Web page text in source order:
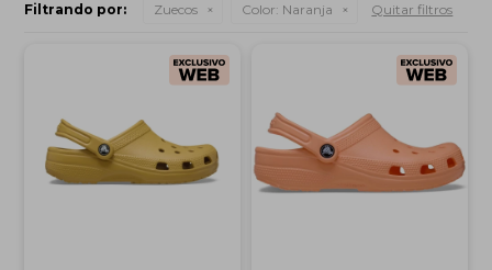
Filtrando por: Zuecos Color: Naranja Quitar filtros